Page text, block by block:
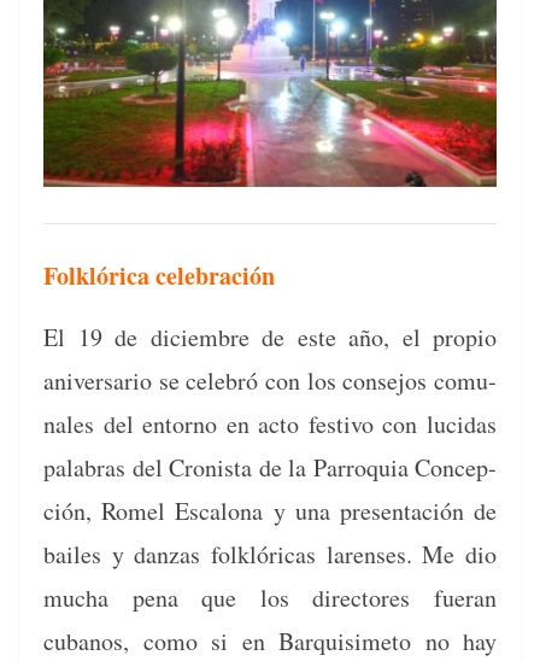
Folklórica celebración
El 19 de diciem­bre de este año, el pro­pio
aniver­sario se cele­bró con los con­se­jos comu­
nales del entorno en acto fes­ti­vo con luci­das
pal­abras del Cro­nista de la Par­ro­quia Con­cep­
ción, Romel Escalona y una pre­sentación de
bailes y dan­zas folk­lóri­c­as larens­es. Me dio
mucha pena que los direc­tores fuer­an
cubanos, como si en Bar­quisime­to no hay